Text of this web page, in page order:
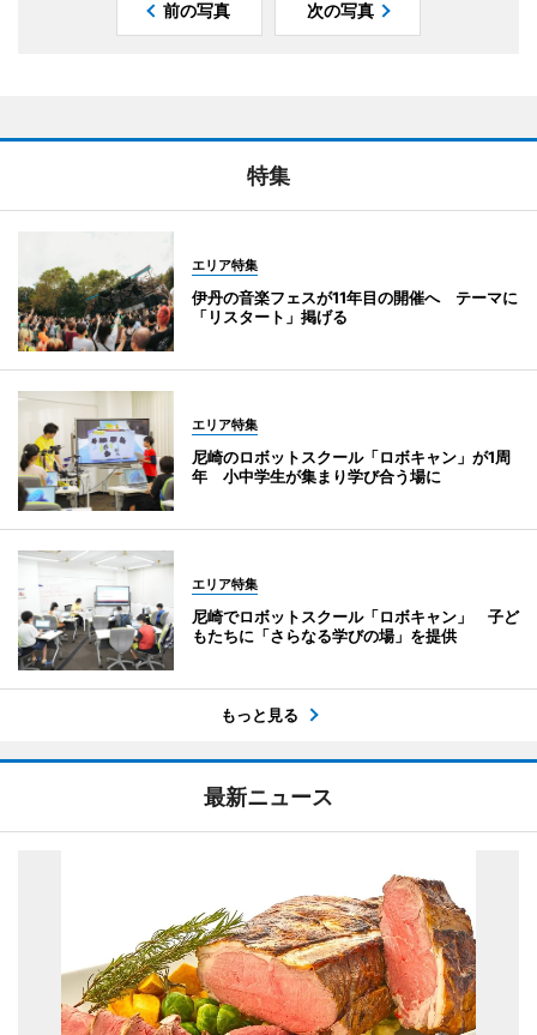
前の写真 次の写真
特集
エリア特集
伊丹の音楽フェスが11年目の開催へ テーマに
「リスタート」掲げる
エリア特集
尼崎のロボットスクール「ロボキャン」が1周
年 小中学生が集まり学び合う場に
エリア特集
尼崎でロボットスクール「ロボキャン」 子ど
もたちに「さらなる学びの場」を提供
もっと見る
最新ニュース